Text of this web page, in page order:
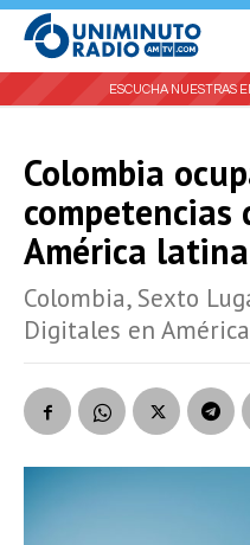
ESCUCHA NUESTRAS
Colombia
América latina
Colombia, Sexto
Digitales en